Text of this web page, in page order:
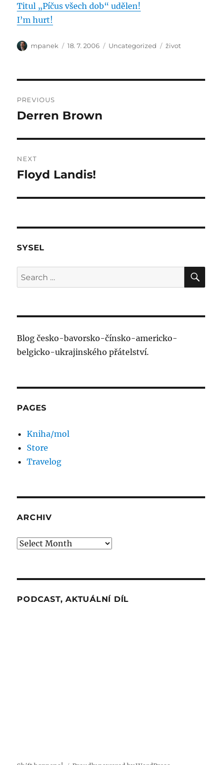
Titul „Píčus všech dob“ udělen!
I’m hurt!
Author
mpanek
Posted
18. 7. 2006 Categories
Uncategorized Tags
život
navigation
PREVIOUS
Previous
Derren Brown
NEXT
Next
Floyd Landis!
SYSEL
Search
for:
Blog česko-bavorsko-čínsko-americko-
belgicko-ukrajinského přátelství.
PAGES
Kniha/mol
Store
Travelog
ARCHIV
Archiv
PODCAST, AKTUÁLNÍ DÍL